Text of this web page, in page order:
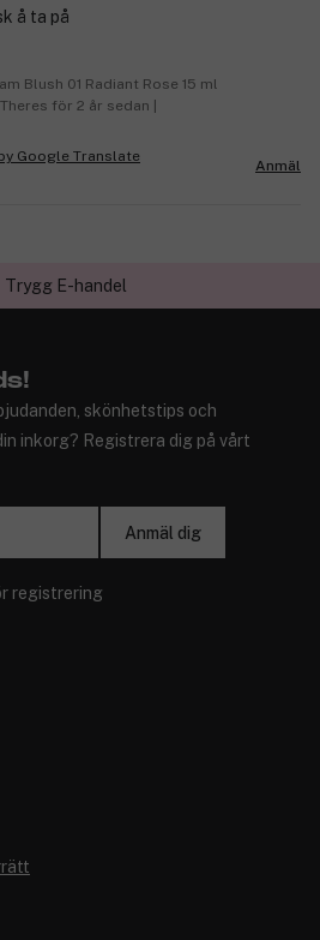
å ta på
Blush 01 Radiant Rose 15 ml
för 2 år sedan |
Anmäl
Trygg E-handel
skönhetstips och
inkorg? Registrera dig på vårt
Anmäl dig
registrering